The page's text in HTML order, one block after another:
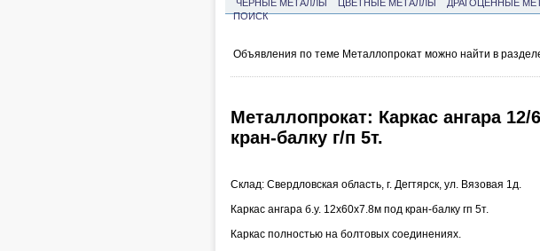
ЧЕРНЫЕ МЕТАЛЛЫ ЦВЕТНЫЕ МЕТАЛЛЫ ДРАГОЦЕННЫЕ
ПОИСК
Объявления по теме Металлопрокат можно найти в
Металлопрокат: Каркас ангара
кран-балку г/п 5т.
Склад: Свердловская область, г. Дегтярск, ул. Вязовая 1д.
Каркас ангара б.у. 12х60х7.8м под кран-балку гп 5т.
Каркас полностью на болтовых соединениях.